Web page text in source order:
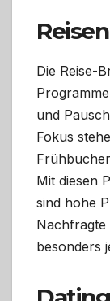
Reisen
Die Reise-
und
Fokus
Mit diesen
sind hohe
Nachfragte
besonders